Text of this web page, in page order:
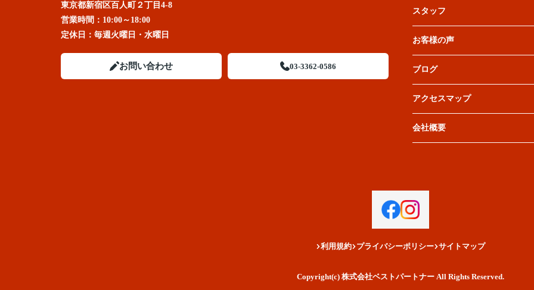
東京都新宿区百人町２丁目4-8
営業時間： 10:00～18:00
定休日： 毎週火曜日・水曜日
お問い合わせ 03-3362-0586
スタッフ
お客様の声
ブログ
アクセスマップ
会社概要
利用規約 プライバシーポリシー サイトマップ
Copyright(c) 株式会社ベストパートナー All Rights Reserved.